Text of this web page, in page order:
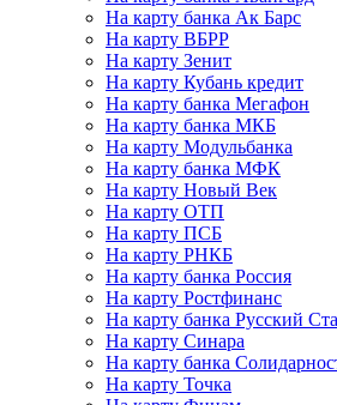
На карту банка Ак Барс
На карту ВБРР
На карту Зенит
На карту Кубань кредит
На карту банка Мегафон
На карту банка МКБ
На карту Модульбанка
На карту банка МФК
На карту Новый Век
На карту ОТП
На карту ПСБ
На карту РНКБ
На карту банка Россия
На карту Ростфинанс
На карту банка Русский
На карту Синара
На карту банка
На карту Точка